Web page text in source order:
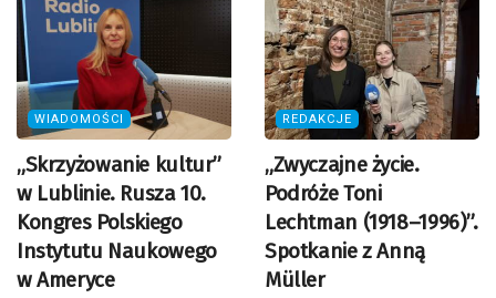
WIADOMOŚCI
„Skrzyżowanie kultur”
w Lublinie. Rusza 10.
Kongres Polskiego
Instytutu Naukowego
w Ameryce
REDAKCJE
„Zwyczajne życie.
Podróże Toni
Lechtman (1918–1996)”.
Spotkanie z Anną
Müller